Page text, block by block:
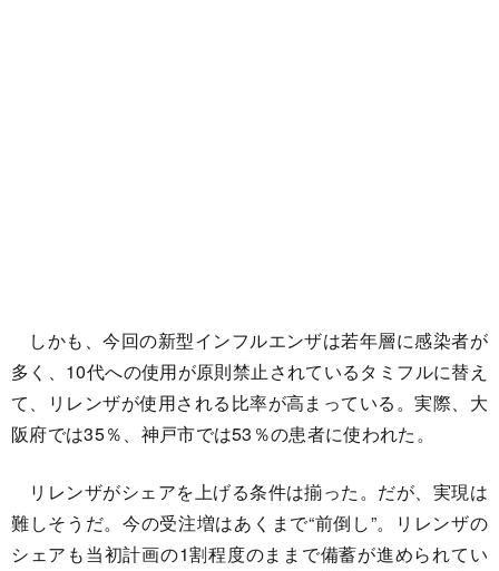
しかも、今回の新型インフルエンザは若年層に感染者が
多く、10代への使用が原則禁止されているタミフルに替え
て、リレンザが使用される比率が高まっている。実際、大
阪府では35％、神戸市では53％の患者に使われた。
リレンザがシェアを上げる条件は揃った。だが、実現は
難しそうだ。今の受注増はあくまで“前倒し”。リレンザの
シェアも当初計画の1割程度のままで備蓄が進められてい